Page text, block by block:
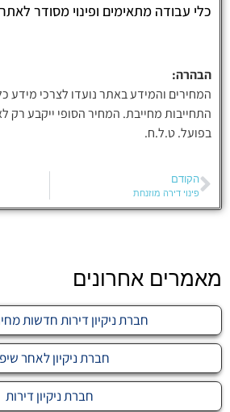
כלי עבודה מתאימים ופינוי מסודר
הבהרה:
המחירים והמידע באתר נועדו לצרכי מידע
התחייבות מחייבת. המחיר הסופי ייקבע
בפועל. ט.ל.ח.
הקודם
פינוי דירה מוזנחת
מאמרים אחרונים
חברת ניקיון דירות חדשות מחיר
חברת ניקיון לאחר
חברת ניקיון דירות